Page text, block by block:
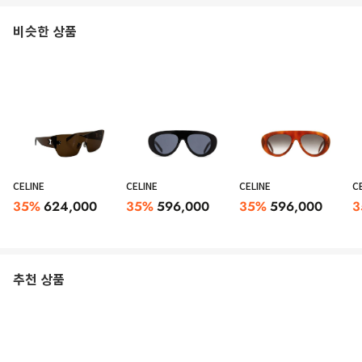
비슷한 상품
CELINE
35%624,000
CELINE
35%596,000
CELINE
35%596,000
추천 상품